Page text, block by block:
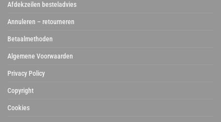
Afdekzeilen besteladvies
Annuleren – retourneren
Betaalmethoden
Algemene Voorwaarden
Privacy Policy
Copyright
Cookies